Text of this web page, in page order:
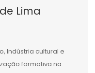
Lima
Indústria cultural e
formativa na